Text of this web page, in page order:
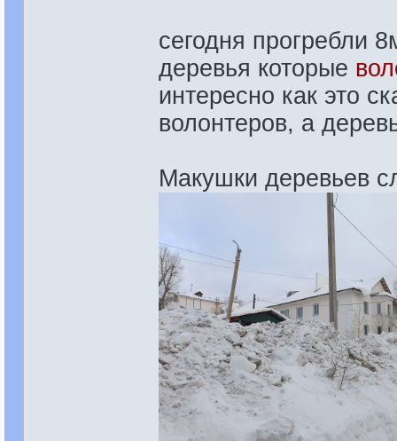
сегодня прогребли
деревья которые
интересно как это
волонтеров, а
Макушки деревьев